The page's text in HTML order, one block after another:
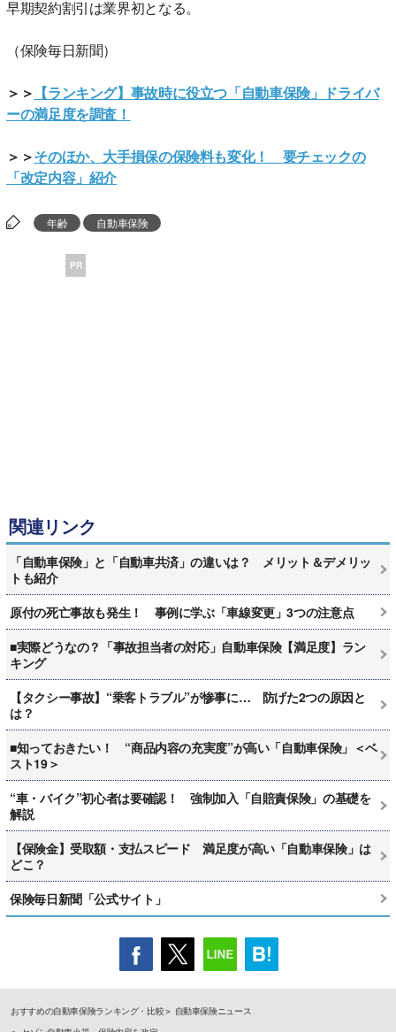
早期契約割引は業界初となる。
（保険毎日新聞）
＞＞ 【ランキング】事故時に役立つ「自動車保険」ドライバ
ーの満足度を調査！
＞＞そのほか、大手損保の保険料も変化！ 要チェックの
「改定内容」紹介
年齢 自動車保険
PR
関連リンク
「自動車保険」と「自動車共済」の違いは？ メリット＆デメリッ
トも紹介
原付の死亡事故も発生！ 事例に学ぶ「車線変更」3つの注意点
■実際どうなの？「事故担当者の対応」自動車保険【満足度】ラン
キング
【タクシー事故】“乗客トラブル”が惨事に… 防げた2つの原因と
は？
■知っておきたい！ “商品内容の充実度”が高い「自動車保険」＜ベ
スト19＞
“車・バイク”初心者は要確認！ 強制加入「自賠責保険」の基礎を
解説
【保険金】受取額・支払スピード 満足度が高い「自動車保険」は
どこ？
保険毎日新聞「公式サイト」
おすすめの自動車保険ランキング・比較
自動車保険ニュース